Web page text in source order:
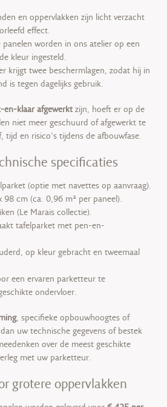
en oppervlakken zijn licht verzacht
effect.
worden in ons atelier op een
kleur ingesteld.
krijgt twee beschermlagen, zodat hij in
is tegen dagelijks gebruik.
en-klaar afgewerkt zijn, hoeft er op de
niet meer geschuurd of afgewerkt te
en risico’s tijdens de afbouwfase.
specificaties
(optie met navettes op aanvraag).
98 cm (ca. 0,96 m² per paneel).
(Le Marais collectie).
tafelparket met pen-en-
op kleur gebracht en tweemaal
een ervaren parketteur te
ondervloer.
, specifieke opbouwhoogtes of
uw technische gegevens of bestek
over de meest geschikte
met uw parketteur.
grotere oppervlakken